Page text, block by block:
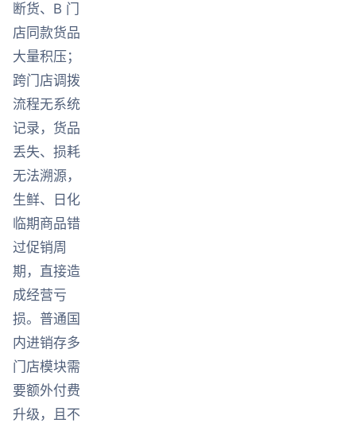
断货、B 门
店同款货品
大量积压；
跨门店调拨
流程无系统
记录，货品
丢失、损耗
无法溯源，
生鲜、日化
临期商品错
过促销周
期，直接造
成经营亏
损。普通国
内进销存多
门店模块需
要额外付费
升级，且不